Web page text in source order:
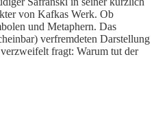
von Kafkas Werk. Ob
und Metaphern. Das
verfremdeten Darstellung
fragt: Warum tut der